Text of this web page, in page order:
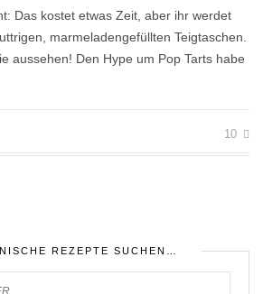
Das kostet etwas Zeit, aber ihr werdet
marmeladengefüllten Teigtaschen.
aussehen! Den Hype um Pop Tarts habe
10
REZEPTE SUCHEN…